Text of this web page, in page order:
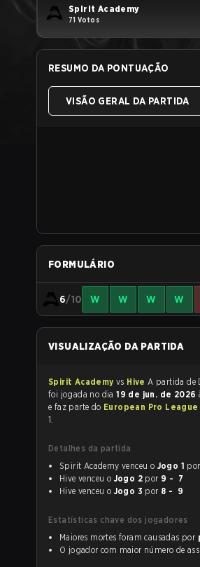
Spirit Academy
71 Votos
RESUMO DA PONTUAÇÃO
VISÃO GERAL DA PARTIDA
FORMULÁRIO
6/10 W W W W
VISUALIZAÇÃO DA PARTIDA
Spirit Academy vs Hive
foi jogada no dia19 de jun. de 2026
e faz parte do European Pro
1.
Detalhes da partida
Spirit Academy venceu o Jogo 1 por
Hive venceu o Jogo 2 por
9 - 7
Hive venceu o Jogo 3 por 8 - 9
Estatísticas chave dos jogadores
Maiores mortes foram causadas por
O jogador com maior número de